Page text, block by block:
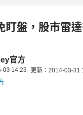
盯盤，股市雷
官方
03 14:23 更新：2014-03-31